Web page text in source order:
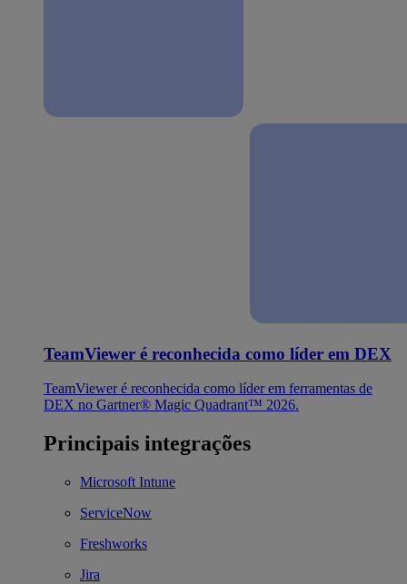
TeamViewer é reconhecida como líder em DEX
TeamViewer é reconhecida como líder em ferramentas de
DEX no Gartner® Magic Quadrant™ 2026.
Principais integrações
Microsoft Intune
ServiceNow
Freshworks
Jira